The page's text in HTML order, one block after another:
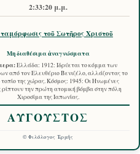
2:33:21 μ.μ.
τοῦ Σωτῆρος Χριστοῦ
Μη διαθέσιμα ἀναγνώσματα
Ελλάδα: 1912: Ιδρύεται το κόμμα των
από τον Ελευθέριο Βενιζέλο, αλλάζοντας το
τοπίο της χώρας. Κόσμος: 1945: Οι Ηνωμένες
ρίπτουν την πρώτη ατομική βόμβα στην πόλη
Χιροσίμα της Ιαπωνίας.
ΑΥΓΟΥΣΤΟΣ
© Φιλόλογος Ἑρμῆς